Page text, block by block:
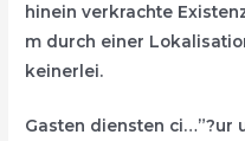
hinein verkrachte
m durch einer
keinerlei.
Gasten diensten ci…”?ur